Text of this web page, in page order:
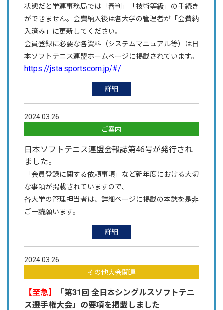
状態だと学連事務局では「審判」「技術等級」の手続き
ができません。会費納入後は各大学の管理者が「会費納
入済み」に更新してください。
会員登録に必要な各資料（システムマニュアル等）は日
本ソフトテニス連盟ホームページに掲載されています。
https://jsta.sportscom.jp/#/
詳細
2024.03.26
ご案内
日本ソフトテニス連盟会報誌第46号が発行され
ました。
「会員登録に関する依頼事項」など新年度における大切
な事項が掲載されていますので、
各大学の管理担当者は、詳細ページに掲載の本誌を是非
ご一読願います。
詳細
2024.03.26
その他大会関連
【至急】
「第31回 全日本シングルスソフトテニ
ス選手権大会」の要項を掲載しました